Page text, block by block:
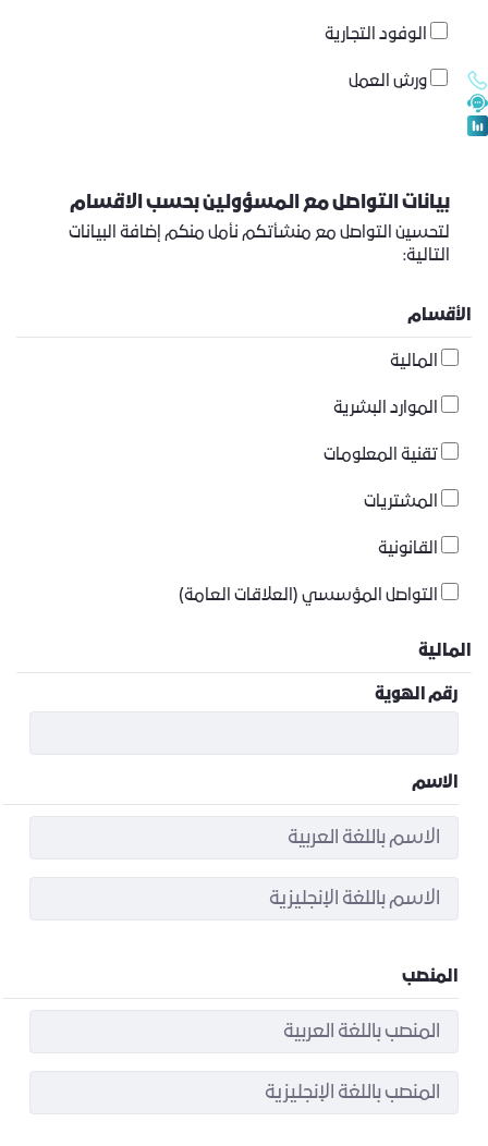
الوفود التجارية
ورش العمل
بيانات التواصل مع المسؤولين بحسب الاقسام
لتحسين التواصل مع منشأتكم نأمل منكم إضافة البيانات
التالية:
الأقسام
المالية
الموارد البشرية
تقنية المعلومات
المشتريات
القانونية
التواصل المؤسسي (العلاقات العامة)
المالية
رقم الهوية
الاسم
المنصب